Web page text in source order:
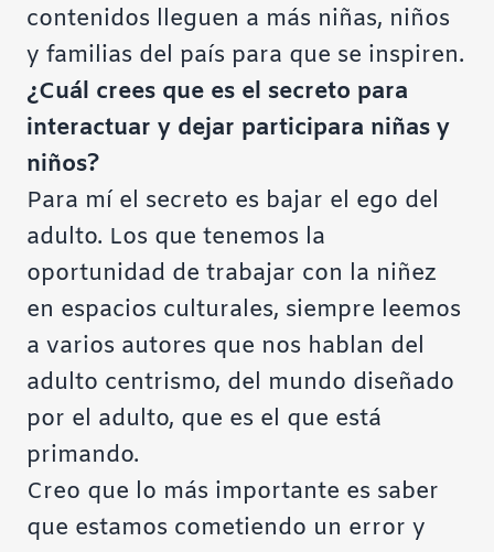
contenidos lleguen a más niñas, niños
y familias del país para que se inspiren.
¿Cuál crees que es el secreto para
interactuar y dejar participara niñas y
niños?
Para mí el secreto es bajar el ego del
adulto. Los que tenemos la
oportunidad de trabajar con la niñez
en espacios culturales, siempre leemos
a varios autores que nos hablan del
adulto centrismo, del mundo diseñado
por el adulto, que es el que está
primando.
Creo que lo más importante es saber
que estamos cometiendo un error y